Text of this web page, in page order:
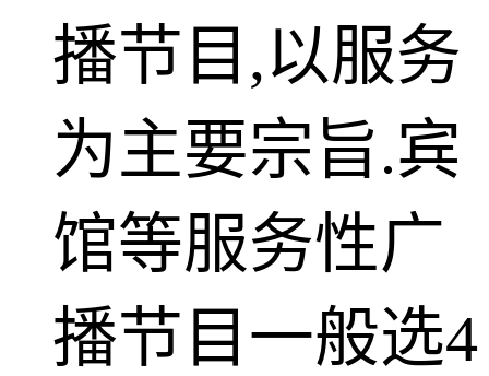
播节目,以服务
为主要宗旨.宾
馆等服务性广
播节目一般选4